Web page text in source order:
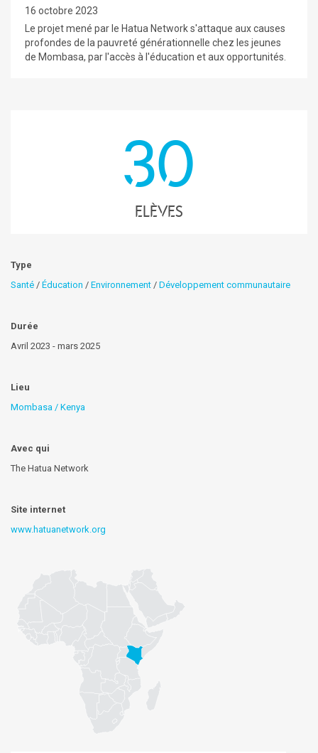
16 octobre 2023
Le projet mené par le Hatua Network s'attaque aux causes
profondes de la pauvreté générationnelle chez les jeunes
de Mombasa, par l'accès à l'éducation et aux opportunités.
30
elèves
Type
Santé / Éducation / Environnement / Développement communautaire
Durée
Avril 2023 - mars 2025
Lieu
Mombasa / Kenya
Avec qui
The Hatua Network
Site internet
www.hatuanetwork.org